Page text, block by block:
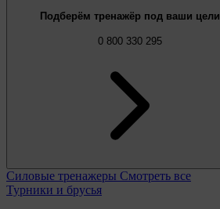
Подберём тренажёр под ваши цели
0 800 330 295
Силовые тренажеры Смотреть все
Турники и брусья